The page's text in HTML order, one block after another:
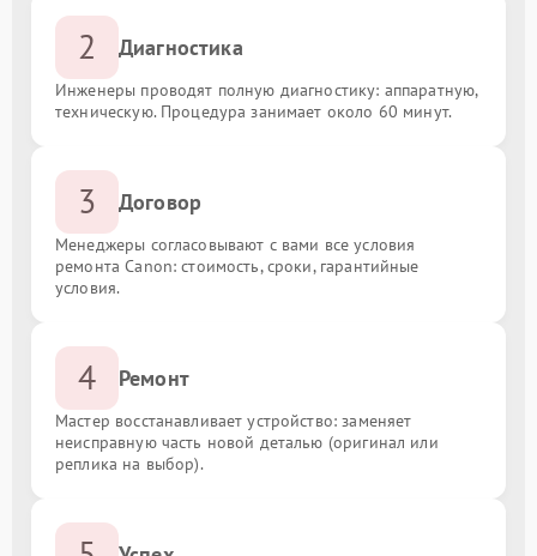
2 Диагностика
Инженеры проводят полную диагностику: аппаратную,
техническую. Процедура занимает около 60 минут.
3 Договор
Менеджеры согласовывают с вами все условия
ремонта Canon: стоимость, сроки, гарантийные
условия.
4 Ремонт
Мастер восстанавливает устройство: заменяет
неисправную часть новой деталью (оригинал или
реплика на выбор).